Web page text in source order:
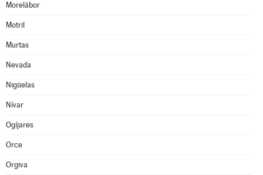
Morelábor
Motril
Murtas
Nevada
Nigüelas
Nívar
Ogíjares
Orce
Orgiva